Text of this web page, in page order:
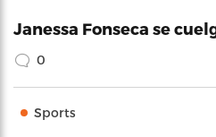
Janessa Fonseca se
0
Sports